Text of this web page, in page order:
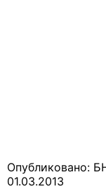
Опубликовано:
01.03.2013